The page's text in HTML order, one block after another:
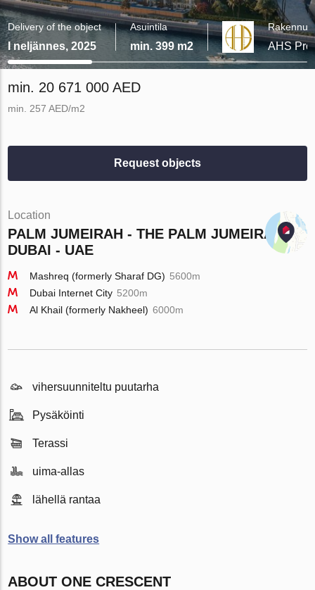
Delivery of the object
I neljännes, 2025
Asuintila
min. 399 m2 AHS
min. 20 671 000 AED
min. 257 AED/m2
Request objects
Location
PALM JUMEIRAH - THE PALM JUMEIRAH -
DUBAI - UAE
Mashreq (formerly Sharaf DG) 5600m
Dubai Internet City 5200m
Al Khail (formerly Nakheel) 6000m
vihersuunniteltu puutarha
Pysäköinti
Terassi
uima-allas
lähellä rantaa
Show all features
ABOUT ONE CRESCENT